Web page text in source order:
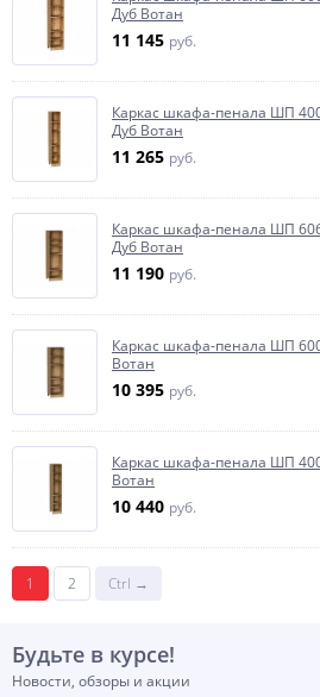
Дуб Вотан
11 145 руб.
Каркас шкафа-пенала ШП
Дуб Вотан
11 265 руб.
Каркас шкафа-пенала ШП
Дуб Вотан
11 190 руб.
Каркас шкафа-пенала ШП
Вотан
10 395 руб.
Каркас шкафа-пенала ШП
Вотан
10 440 руб.
1 2 Ctrl →
Будьте в курсе!
Новости, обзоры и акции